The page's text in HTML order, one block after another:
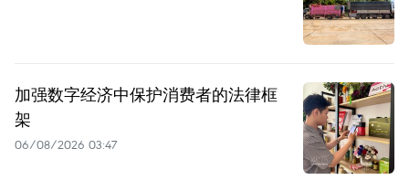
加强数字经济中保护消费者的法律框
架
06/08/2026 03:47